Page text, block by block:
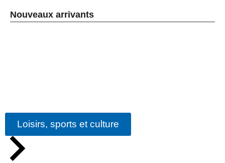
Nouveaux arrivants
Loisirs, sports et culture